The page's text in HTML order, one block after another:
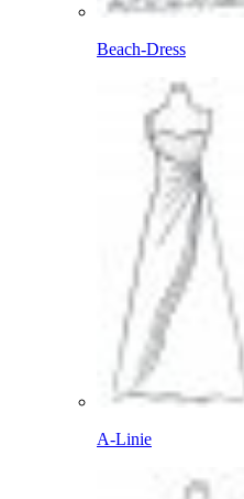
Beach-Dress
A-Linie